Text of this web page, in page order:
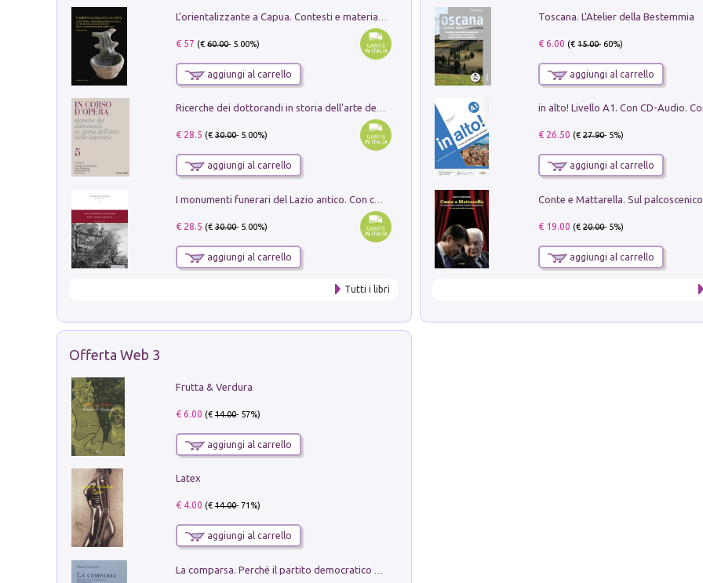
€ 57 (€60.00- 5.00%)
aggiungi al carrello
Ricerche dei dottorandi in storia dell'arte della Sapienza
€ 28.5 (€30.00- 5.00%)
aggiungi al carrello
I monumenti funerari del Lazio antico. Con cartella con tavole
€ 28.5 (€30.00- 5.00%)
aggiungi al carrello
Tutti i libri
Toscana. L'Atelier della Bestemmia
€ 6.00 (€15.00- 60%)
aggiungi al carrello
€ 26.50 (€27.90- 5%)
aggiungi al carrello
€ 19.00 (€20.00- 5%)
aggiungi al carrello
Offerta Web 3
Frutta & Verdura
€ 6.00 (€14.00- 57%)
aggiungi al carrello
Latex
€ 4.00 (€14.00- 71%)
aggiungi al carrello